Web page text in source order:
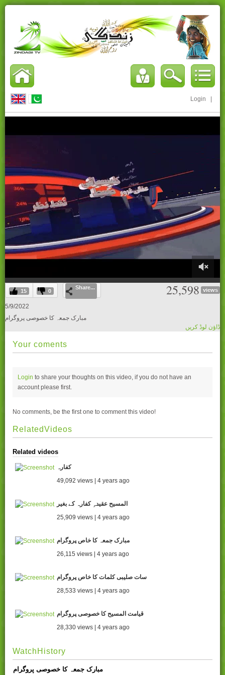
Login
0
of
27
minutes,
seconds
15 0
Share... 25,598 views
5/9/2022
مبارک جمعہ کا خصوصی پروگرام
ڈاؤن لوڈ کریں
Your coments
Login to share your thoughts on this video, if you do not have an
account please first.
No comments, be the first one to comment this video!
RelatedVideos
Related videos
کفارہ
49,092 views | 4 years ago
المسیح عقیدہِ کفارہ کے بغیر
25,909 views | 4 years ago
مبارک جمعہ کا خاص پروگرام
26,115 views | 4 years ago
سات صلیبی کلمات کا خاص پروگرام
28,533 views | 4 years ago
قیامت المسیح کا خصوصی پروگرام
28,330 views | 4 years ago
WatchHistory
مبارک جمعہ کا خصوصی پروگرام